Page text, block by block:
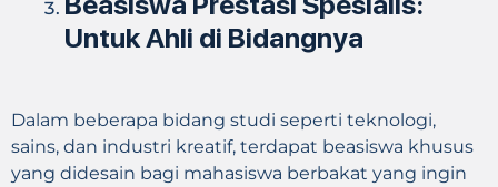
Untuk Ahli di Bidangnya
Dalam beberapa bidang studi seperti teknologi,
sains, dan industri kreatif, terdapat beasiswa khusus
yang didesain bagi mahasiswa berbakat yang ingin